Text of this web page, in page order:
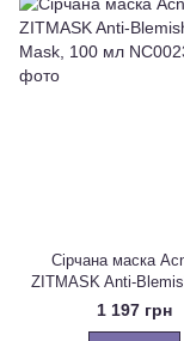
Сірчана маска
ZITMASK Anti-
Mask, 100 мл
1 197 грн